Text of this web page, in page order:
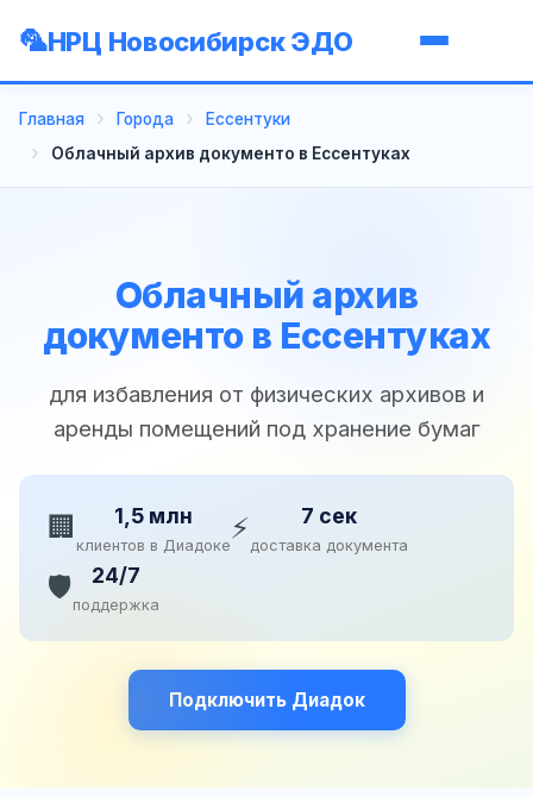
НРЦ Новосибирск ЭДО
Главная Города
Ессентуки
Облачный архив документо в Ессентуках
Облачный архив
документо в Ессентуках
для избавления от физических архивов и
аренды помещений под хранение бумаг
🏢 1,5 млн
клиентов в Диадоке⚡ 7 сек
доставка документа
🛡️ 24/7
поддержка
Подключить Диадок